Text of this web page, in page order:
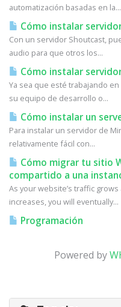
automatización basadas en la...
Cómo instalar
Con un servidor Shoutcast,
audio para que otros los...
Cómo instalar
Ya sea que esté trabajando
su equipo de desarrollo o...
Cómo instalar un
Para instalar un servidor de
relativamente fácil con...
Cómo migrar tu sitio
compartido a una
As your website’s traffic
increases, you will eventually...
Programación
Powered by